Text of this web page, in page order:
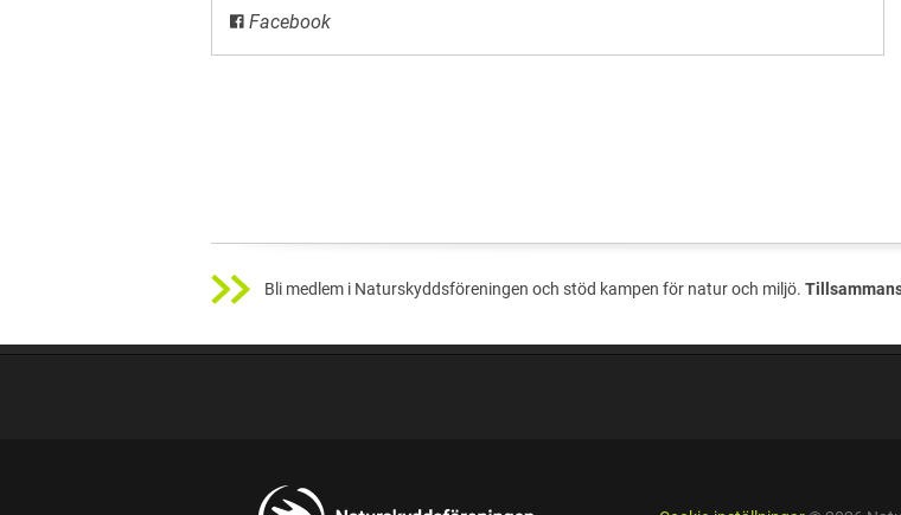
Facebook
Bli medlem i Naturskyddsföreningen och stöd kampen för natur och miljö.